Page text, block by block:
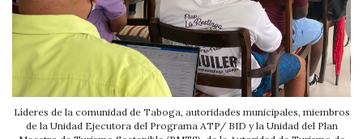
Líderes de la comunidad de Taboga, autoridades municipales, miembros
de la Unidad Ejecutora del Programa ATP/ BID y la Unidad del Plan